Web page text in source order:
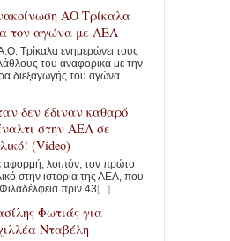
ΑΟ Τρίκαλα
τον αγώνα με ΑΕΛ
Τρίκαλα ενημερώνει τους
του αναφορικά με την
διεξαγωγής του αγώνα
δεν έδιναν καθαρό
στην ΑΕΛ σε
(Video)
αφορμή, λοιπόν, τον πρώτο
στην ιστορία της ΑΕΛ, που
πριν 43 [...]
Φωτιάς για
Νταβέλη